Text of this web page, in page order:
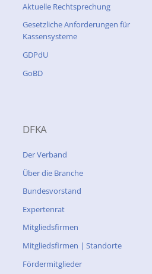
Aktuelle Rechtsprechung
Gesetzliche Anforderungen für
Kassensysteme
GDPdU
GoBD
DFKA
Der Verband
Über die Branche
Bundesvorstand
Expertenrat
Mitgliedsfirmen
Mitgliedsfirmen | Standorte
Fördermitglieder